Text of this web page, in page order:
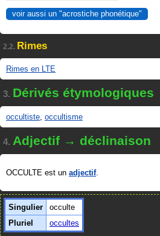
voir aussi un "acrostiche phonétique"
2.2. Rimes
Rimes en LTE
3. Dérivés étymologiques
occultiste, occultisme
4. Adjectif → déclinaison
OCCULTE est un adjectif.
Singulier
occulte
Pluriel
occultes